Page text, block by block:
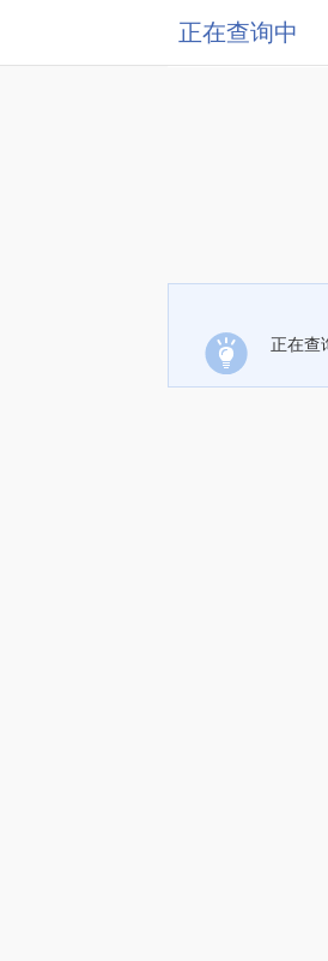
正在查询中
正在查